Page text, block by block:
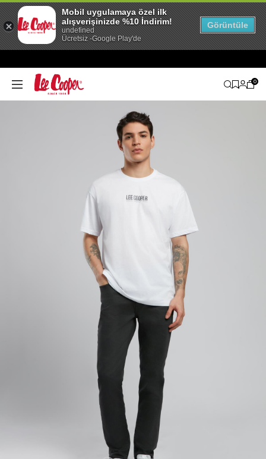
0
Mobil uygulamaya özel ilk
alışverişinizde %10 İndirim!
undefined
Ücretsiz -Google Play'de
Görüntüle